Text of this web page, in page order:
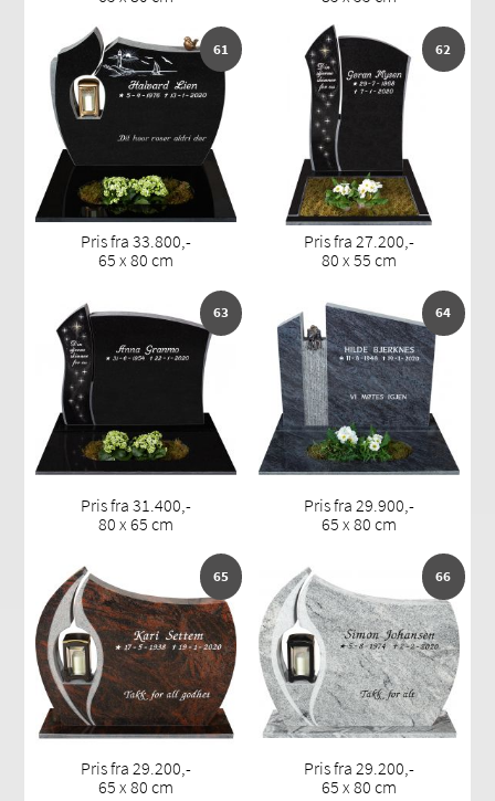
61
Pris fra 33.800,-
65 x 80 cm
62
Pris fra 27.200,-
80 x 55 cm
63
Pris fra 31.400,-
80 x 65 cm
64
Pris fra 29.900,-
65 x 80 cm
65
Pris fra 29.200,-
65 x 80 cm
66
Pris fra 29.200,-
65 x 80 cm